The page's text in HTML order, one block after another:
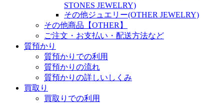
STONES JEWELRY)
その他ジュエリー(OTHER JEWELRY)
その他商品【OTHER】
ご注文・お支払い・配送方法など
質預かり
質預かりでの利用
質預かりの流れ
質預かりの詳しいしくみ
買取り
買取りでの利用